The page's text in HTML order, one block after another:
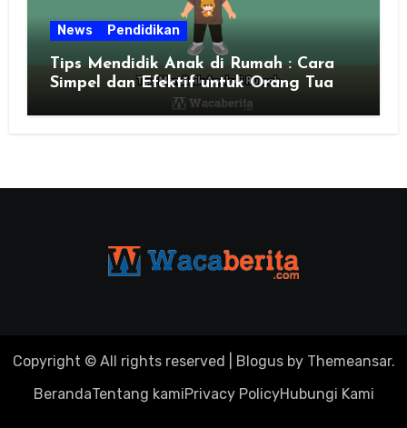
News Pendidikan
Tips Mendidik Anak di Rumah : Cara
Simpel dan Efektif untuk Orang Tua
Zaman Sekarang
Copyright © All rights reserved Blogusby Themeansar.
BerandaTentang kamiPrivacy PolicyHubungi Kami